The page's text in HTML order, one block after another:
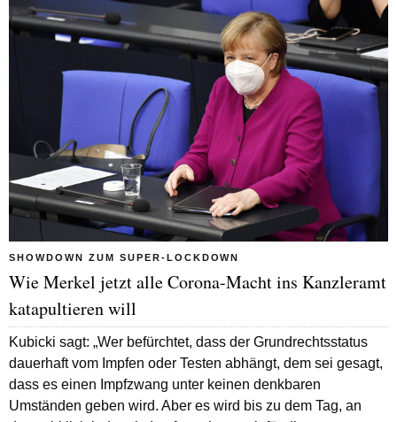
SHOWDOWN ZUM SUPER-LOCKDOWN
Wie Merkel jetzt alle Corona-Macht ins Kanzleramt
katapultieren will
Kubicki sagt: „Wer befürchtet, dass der Grundrechtsstatus
dauerhaft vom Impfen oder Testen abhängt, dem sei gesagt,
dass es einen Impfzwang unter keinen denkbaren
Umständen geben wird. Aber es wird bis zu dem Tag, an